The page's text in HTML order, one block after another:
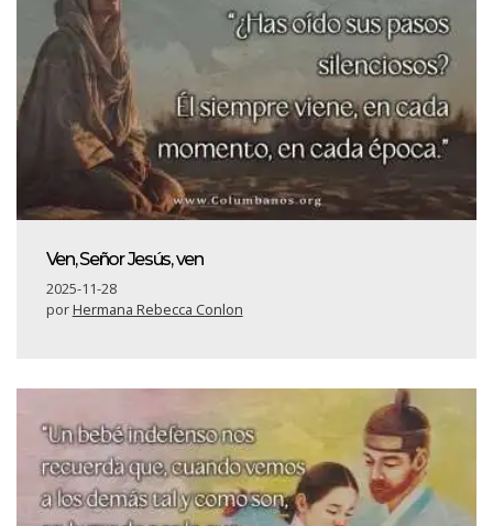
Ven, Señor Jesús, ven
2025-11-28
porHermana Rebecca Conlon